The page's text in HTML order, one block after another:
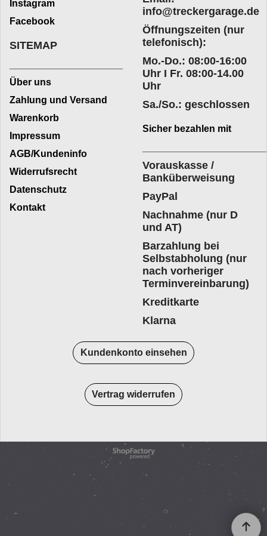
Instagram
Facebook
info@treckergarage.de
Öffnungszeiten (nur
telefonisch):
Mo.-Do.: 08:00-16:00
Uhr I Fr. 08:00-14.00
Uhr
Sa./So.: geschlossen
SITEMAP
Über uns
Zahlung und Versand
Warenkorb
Impressum
AGB/Kundeninfo
Widerrufsrecht
Datenschutz
Kontakt
Sicher bezahlen mit
Vorauskasse /
Banküberweisung
PayPal
Nachnahme (nur D
und AT)
Barzahlung bei
Selbstabholung (nur
nach vorheriger
Terminvereinbarung)
Kreditkarte
Klarna
Kundenkonto einsehen
Vertrag widerrufen
WebShop erstellt mit
ShopFactory Shop
Software.